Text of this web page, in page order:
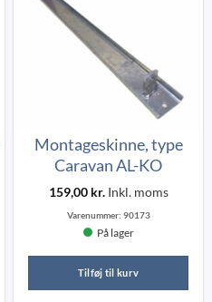
Montageskinne, type
Caravan AL-KO
159,00 kr.Inkl. moms
Varenummer: 90173
På lager
Tilføj til kurv